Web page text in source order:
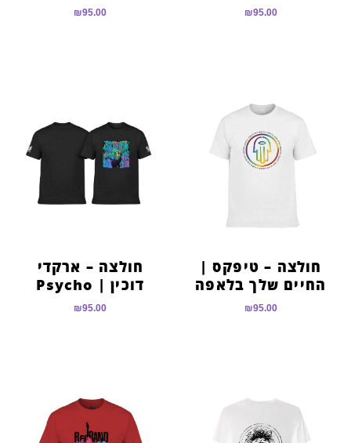
₪95.00
₪95.00
חולצה – טיפקס |
החיים שלך בלאפה
₪95.00
חולצה – ארקדי
דוכין | Psycho
₪95.00